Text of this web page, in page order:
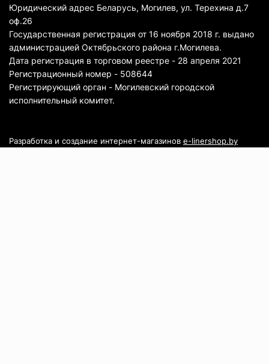
Юридический адрес Беларусь, Могилев, ул. Терехина д.7
оф.26
Государственная регистрация от 16 ноября 2018 г. выдано
администрацией Октябрьского района г.Могилева.
Дата регистрация в торговом реестре - 28 апреля 2021
Регистрационный номер - 508644
Регистрирующий орган - Могилевский городской
исполнительный комитет.
Разработка и создание интернет-магазинов e-linershop.by